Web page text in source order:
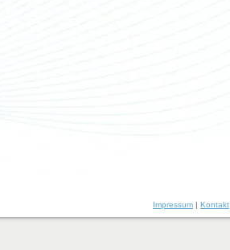
Impressum | Kontakt